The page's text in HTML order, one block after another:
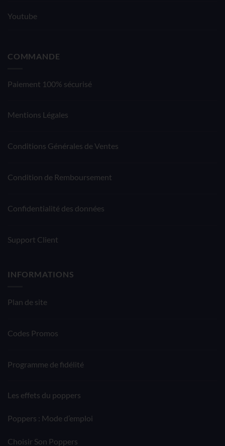
Youtube
COMMANDE
Paiement 100% sécurisé
Mentions Légales
Conditions Générales de Ventes
Condition de Remboursement
Confidentialité des données
Support Client
INFORMATIONS
Plan de site
Codes Promos
Programme de fidélité
Les effets du poppers
Poppers : Mode d’emploi
Choisir Son Poppers